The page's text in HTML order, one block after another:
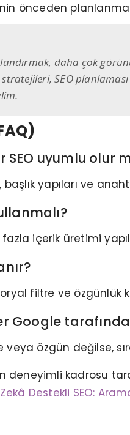
önceden
daha çok
SEO
SEO uyumlu olur
yapıları ve
içerik üretimi
filtre ve özgünlük
Google
veya özgün değilse,
deneyimli kadrosu
Destekli SEO:
GOOGLE